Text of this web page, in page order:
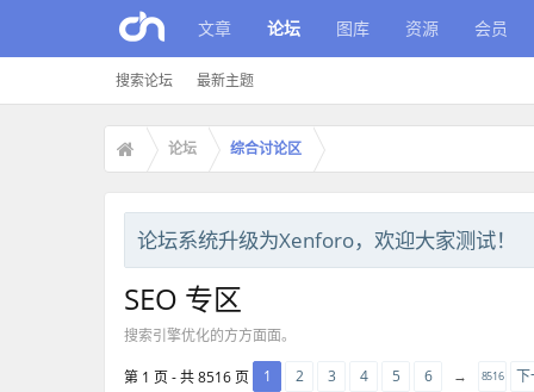
文章 论坛
搜索论坛 最新主题
图库 资源 会员
论坛 综合讨论区
论坛系统升级为Xenforo，欢迎大家测试！
SEO 专区
搜​​索引擎优化的方方面面。
第 1 页 - 共 8516 页 1 2 3 4 5 6 → 8516 下